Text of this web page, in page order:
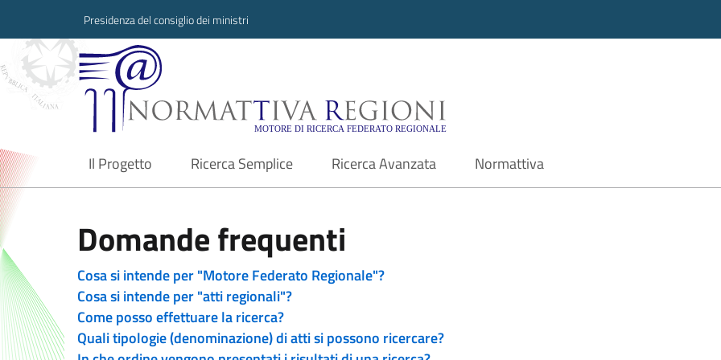
Presidenza del consiglio dei ministri
Normattiva Regioni - Motore di ricerca
Il Progetto
current Ricerca Semplice Ricerca Avanzata Normattiva
Domande frequenti
Cosa si intende per "Motore Federato Regionale"?
Cosa si intende per "atti regionali"?
Come posso effettuare la ricerca?
Quali tipologie (denominazione) di atti si possono ricercare?